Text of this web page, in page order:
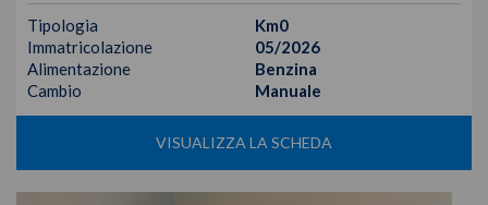
Tipologia
Km0
Immatricolazione
05/2026
Alimentazione
Benzina
Cambio
Manuale
VISUALIZZA LA SCHEDA